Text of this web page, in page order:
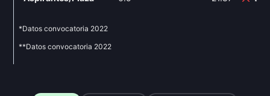
*Datos convocatoria 2022
**Datos convocatoria 2022